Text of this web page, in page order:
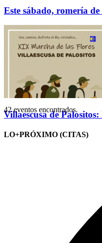
Este sábado, romería
Villaescusa de
LO+PRÓXIMO (CITAS)
42 eventos encontrados.